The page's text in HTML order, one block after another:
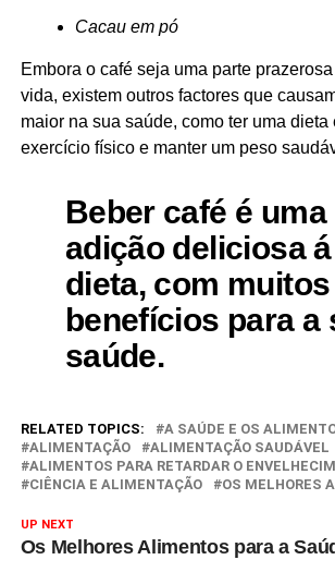
Cacau em pó
Embora o café seja uma parte
vida, existem outros factores que
maior na sua saúde, como ter uma
exercício físico e manter um peso
Beber café é uma
adição deliciosa
dieta, com muitos
benefícios para a
saúde.
RELATED TOPICS:
A SAÚDE E OS
ALIMENTAÇÃO
ALIMENTAÇÃO SAUDÁVEL
ALIMENTOS PARA RETARDAR O
CIÊNCIA E ALIMENTAÇÃO
OS MELHORES
UP NEXT
Os Melhores Alimentos para a